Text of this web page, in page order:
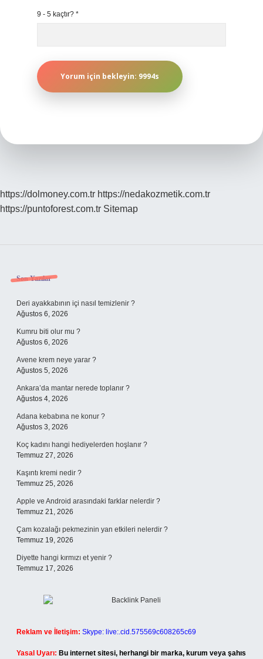
9 - 5 kaçtır? *
https://dolmoney.com.tr https://nedakozmetik.com.tr
https://puntoforest.com.tr Sitemap
Sidebar
Son Yazılar
Deri ayakkabının içi nasıl temizlenir ?
Ağustos 6, 2026
Kumru biti olur mu ?
Ağustos 6, 2026
Avene krem neye yarar ?
Ağustos 5, 2026
Ankara’da mantar nerede toplanır ?
Ağustos 4, 2026
Adana kebabına ne konur ?
Ağustos 3, 2026
Koç kadını hangi hediyelerden hoşlanır ?
Temmuz 27, 2026
Kaşıntı kremi nedir ?
Temmuz 25, 2026
Apple ve Android arasındaki farklar nelerdir ?
Temmuz 21, 2026
Çam kozalağı pekmezinin yan etkileri nelerdir ?
Temmuz 19, 2026
Diyette hangi kırmızı et yenir ?
Temmuz 17, 2026
Reklam ve İletişim: Skype: live:.cid.575569c608265c69
Yasal Uyarı: Bu internet sitesi, herhangi bir marka, kurum veya şahıs